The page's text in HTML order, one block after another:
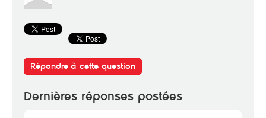
Répondre à cette question
Dernières réponses postées